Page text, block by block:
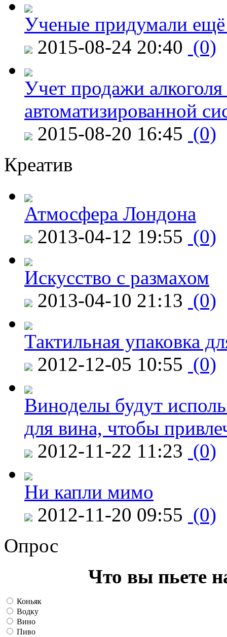
Ученые придумали ещё
2015-08-24 20:40 (0)
Учет продажи
автоматизированной
2015-08-20 16:45 (0)
Креатив
Атмосфера Лондона
2013-04-12 19:55 (0)
Искусство с размахом
2013-04-10 21:13 (0)
Тактильная упаковка
2012-12-05 10:55 (0)
Виноделы будут
для вина, чтобы
2012-11-22 11:23 (0)
Ни капли мимо
2012-11-20 09:55 (0)
Опрос
Что вы пьете
Коньяк
Водку
Вино
Пиво